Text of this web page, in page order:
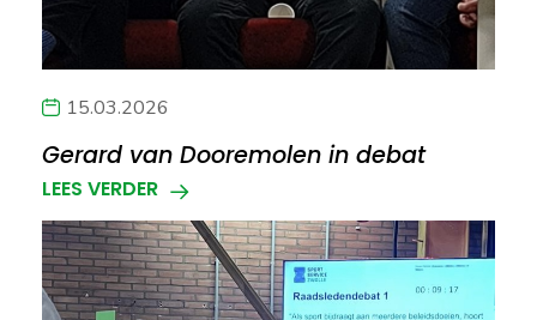
15.03.2026
Gerard van Dooremolen in debat
LEES VERDER